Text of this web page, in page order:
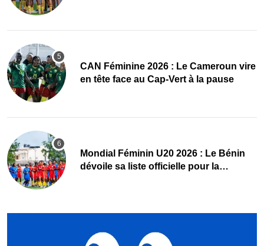
CAN Féminine 2026 : Le Cameroun vire
en tête face au Cap-Vert à la pause
Mondial Féminin U20 2026 : Le Bénin
dévoile sa liste officielle pour la